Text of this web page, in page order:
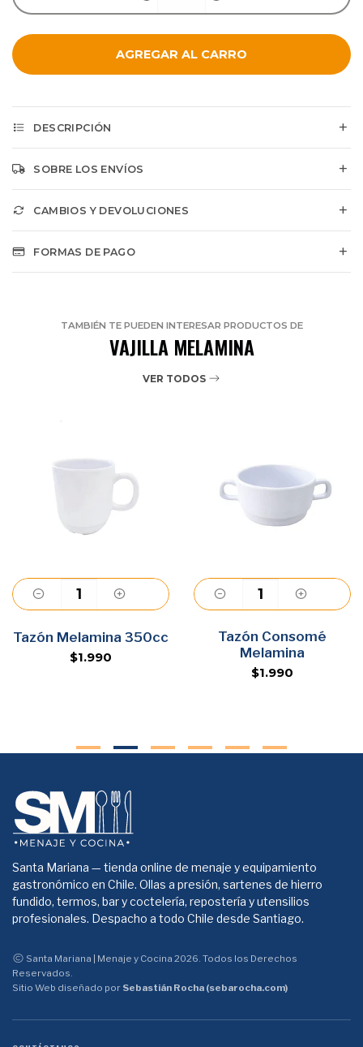
AGREGAR AL CARRO
DESCRIPCIÓN
SOBRE LOS ENVÍOS
CAMBIOS Y DEVOLUCIONES
FORMAS DE PAGO
TAMBIÉN TE PUEDEN INTERESAR PRODUCTOS DE
VAJILLA MELAMINA
VER TODOS
Agregar
Tazón Melamina 350cc
$1.990
Agregar
Tazón Consomé
Melamina
$1.990
Santa Mariana — tienda online de menaje y equipamiento
gastronómico en Chile. Ollas a presión, sartenes de hierro
fundido, termos, bar y coctelería, repostería y utensilios
profesionales. Despacho a todo Chile desde Santiago.
Santa Mariana | Menaje y Cocina 2026. Todos los Derechos
Reservados.
Sitio Web diseñado por Sebastián Rocha (sebarocha.com)